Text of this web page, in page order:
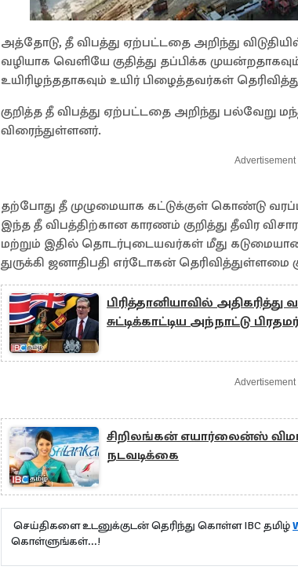
அத்தோடு, தீ விபத்து ஏற்பட்டதை அறிந்து
வழியாக வெளியே குதித்து தப்பிக்க
உயிரிழந்ததாகவும் உயிர் பிழைத்தவர்கள்
குறித்த தீ விபத்து ஏற்பட்டதை அறிந்து பல்வேறு
விரைந்துள்ளனர்.
Advertisement
தற்போது தீ முழுமையாக கட்டுக்குள் கொண்டு
இந்த தீ விபத்திற்கான காரணம் குறித்து தீவிர
மற்றும் இதில் தொடர்புடையவர்கள் மீது
துருக்கி ஜனாதிபதி எர்டோகன் தெரிவித்துள்ளமை
பிரித்தானியாவில் அதிகரித்து
சுட்டிக்காட்டிய அந்நாட்டு பிரதமர்
Advertisement
சிறிலங்கன் எயார்லைன்ஸ்
நடவடிக்கை
செய்திகளை உடனுக்குடன் தெரிந்து கொள்ள IBC தமிழ்
கொள்ளுங்கள்...!